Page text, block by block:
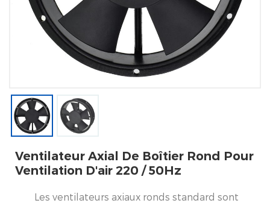
Ventilateur Axial De Boîtier Rond Pour
Ventilation D'air 220 / 50Hz
Les ventilateurs axiaux ronds standard sont